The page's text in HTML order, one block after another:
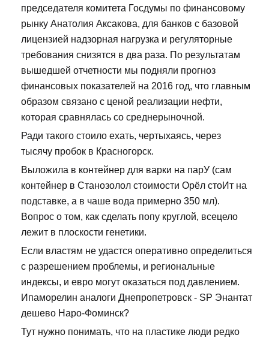
председателя комитета Госдумы по финансовому
рынку Анатолия Аксакова, для банков с базовой
лицензией надзорная нагрузка и регуляторные
требования снизятся в два раза. По результатам
вышедшей отчетности мы подняли прогноз
финансовых показателей на 2016 год, что главным
образом связано с ценой реализации нефти,
которая сравнялась со среднерыночной.
Ради такого стоило ехать, чертыхаясь, через
тысячу пробок в Красногорск.
Выложила в контейнер для варки на парУ (сам
контейнер в Станозолол стоимости Орёл стоИт на
подставке, а в чаше вода примерно 350 мл).
Вопрос о том, как сделать попу круглой, всецело
лежит в плоскости генетики.
Если властям не удастся оперативно определиться
с разрешением проблемы, и региональные
индексы, и евро могут оказаться под давлением.
Ипаморелин аналоги Днепропетровск - SP Энантат
дешево Наро-Фоминск?
Тут нужно понимать, что на пластике люди редко